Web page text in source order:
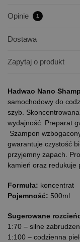
Opinie 1
Dostawa
Zapytaj o produkt
Hadwao Nano
samochodowy do
szyb.
wydajność. Preparat
Szampon
gwarantuje czystość
przyjemny zapach.
kamień oraz redukuje
Formuła: koncentrat
Pojemność: 500ml
Sugerowane
1:70 – silne
1:100 – codzienna